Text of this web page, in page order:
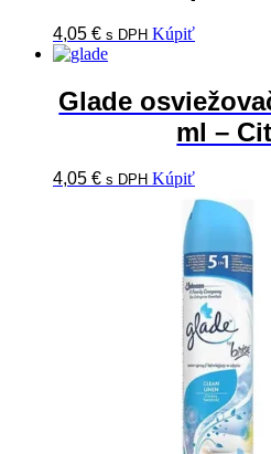
4,05 € s DPH Kúpiť
Glade
ml –
4,05 € s DPH Kúpiť